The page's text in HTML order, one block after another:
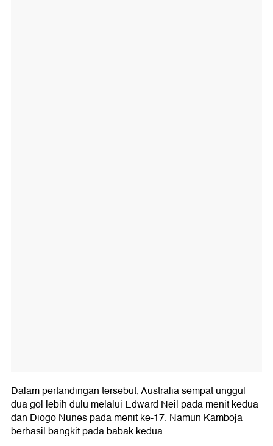
Dalam pertandingan tersebut, Australia sempat unggul
dua gol lebih dulu melalui Edward Neil pada menit kedua
dan Diogo Nunes pada menit ke-17. Namun Kamboja
berhasil bangkit pada babak kedua.